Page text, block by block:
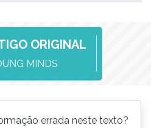
ORIGINAL
MINDS
errada neste texto?